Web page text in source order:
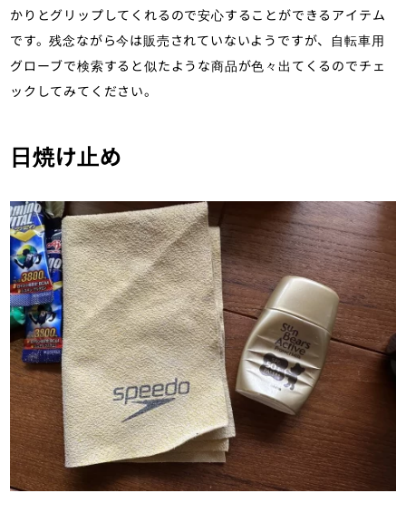
かりとグリップしてくれるので安心することができるアイテム
です。残念ながら今は販売されていないようですが、自転車用
グローブで検索すると似たような商品が色々出てくるのでチェ
ックしてみてください。
日焼け止め